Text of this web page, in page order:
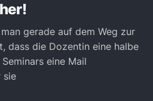
gerade auf dem Weg zur
dass die Dozentin eine halbe
eine Mail
sie